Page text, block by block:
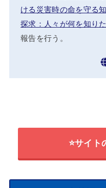
ける災害時の命を守る
探求：人々が何を知り
報告を行う。
⭐サイト